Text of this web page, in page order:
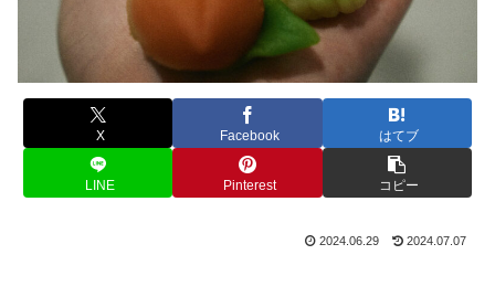
X Facebook はてブ
LINE Pinterest コピー
2024.06.29 2024.07.07